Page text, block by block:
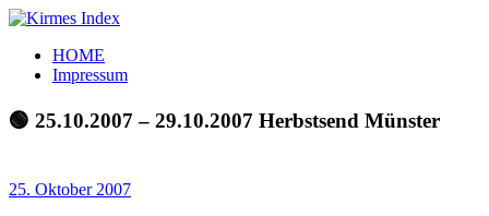
Zum
springen
Kirmes
Index
Tourpläne
der
letzten
HOME
Impressum
🟢 25.10.2007 – 29.10.2007 Herbstsend Münster
25. Oktober 2007